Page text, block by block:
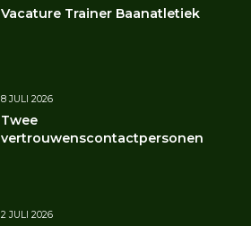
Vacature Trainer Baanatletiek
8 JULI 2026
Twee
vertrouwenscontactpersonen
2 JULI 2026